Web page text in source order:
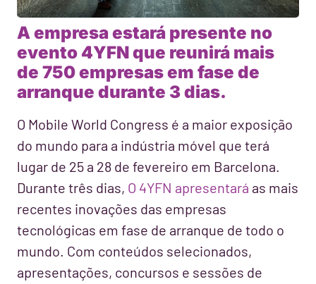
A empresa estará presente no
evento 4YFN que reunirá mais
de 750 empresas em fase de
arranque durante 3 dias.
O Mobile World Congress é a maior exposição
do mundo para a indústria móvel que terá
lugar de 25 a 28 de fevereiro em Barcelona.
Durante três dias, O 4YFN apresentará as mais
recentes inovações das empresas
tecnológicas em fase de arranque de todo o
mundo. Com conteúdos selecionados,
apresentações, concursos e sessões de